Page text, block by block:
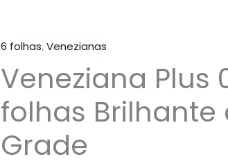
6 folhas,Venezianas
Veneziana Plus
folhas Brilhante
Grade